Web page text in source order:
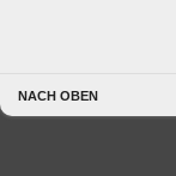
NACH OBEN